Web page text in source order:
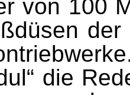
von 100
die